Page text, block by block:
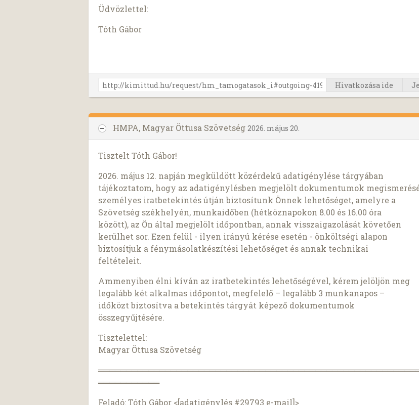
Üdvözlettel:
Tóth Gábor
Hivatkozása ide
HMPA, Magyar Öttusa Szövetség 2026. május 20.
Tisztelt Tóth Gábor!
2026. május 12. napján megküldött közérdekű adatigénylése tárgyában
tájékoztatom, hogy az adatigénylésben megjelölt dokumentumok
személyes iratbetekintés útján biztosítunk Önnek lehetőséget, amelyre a
Szövetség székhelyén, munkaidőben (hétköznapokon 8.00 és 16.00 óra
között), az Ön által megjelölt időpontban, annak visszaigazolását követően
kerülhet sor. Ezen felül - ilyen irányú kérése esetén - önköltségi alapon
biztosítjuk a fénymásolatkészítési lehetőséget és annak technikai
feltételeit.
Ammenyiben élni kíván az iratbetekintés lehetőségével, kérem jelöljön meg
legalább két alkalmas időpontot, megfelelő – legalább 3 munkanapos –
időközt biztosítva a betekintés tárgyát képező dokumentumok
összegyűjtésére.
Tisztelettel:
Magyar Öttusa Szövetség
═══════════
Feladó: Tóth Gábor <[adatigénylés #29793 e-mail]>